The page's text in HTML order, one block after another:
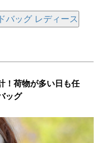
バッグ レディース
！荷物が多い日も任
ッグ